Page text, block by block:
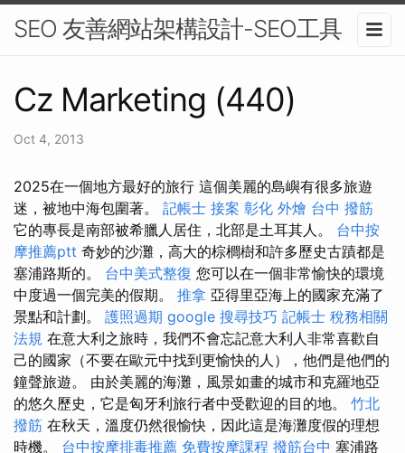
SEO 友善網站架構設計-SEO工具
Cz Marketing (440)
Oct 4, 2013
2025在一個地方最好的旅行 這個美麗的島嶼有很多旅遊
迷，被地中海包圍著。 記帳士 接案 彰化 外燴 台中 撥筋
它的專長是南部被希臘人居住，北部是土耳其人。 台中按
摩推薦ptt 奇妙的沙灘，高大的棕櫚樹和許多歷史古蹟都是
塞浦路斯的。 台中美式整復 您可以在一個非常愉快的環境
中度過一個完美的假期。 推拿 亞得里亞海上的國家充滿了
景點和計劃。 護照過期 google 搜尋技巧 記帳士 稅務相關
法規 在意大利之旅時，我們不會忘記意大利人非常喜歡自
己的國家（不要在歐元中找到更愉快的人），他們是他們的
鐘聲旅遊。 由於美麗的海灘，風景如畫的城市和克羅地亞
的悠久歷史，它是匈牙利旅行者中受歡迎的目的地。 竹北
撥筋 在秋天，溫度仍然很愉快，因此這是海灘度假的理想
時機。 台中按摩排毒推薦 免費按摩課程 撥筋台中 塞浦路